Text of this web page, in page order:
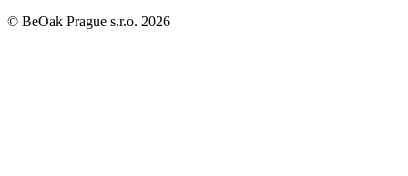
© BeOak Prague s.r.o. 2026